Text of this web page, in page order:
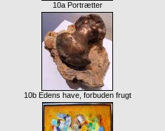
10a Portrætter
10b Edens have, forbuden frugt